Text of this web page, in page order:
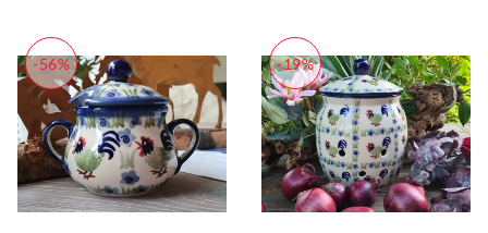
-56% -19%